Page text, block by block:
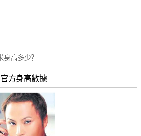
身高多少？
方身高數據